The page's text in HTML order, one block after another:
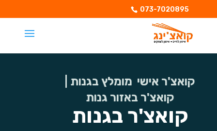
073-7020895
קואצ'ר אישי מומלץ בגנות |
קואצ'ר באזור גנות
קואצ'ר בגנות